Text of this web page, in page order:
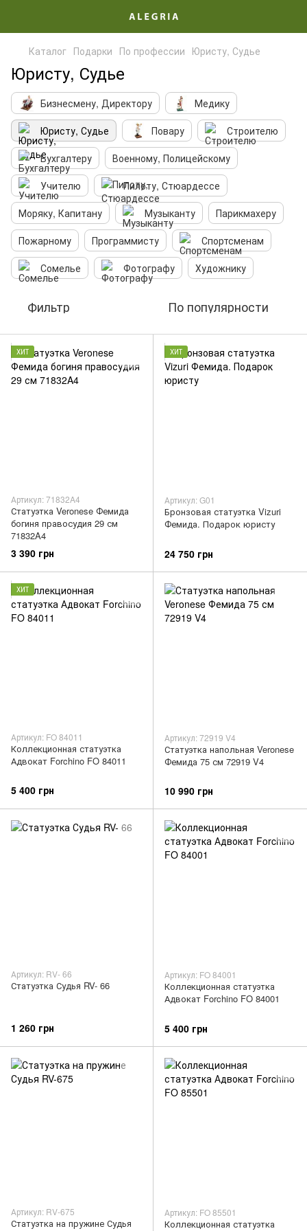
Каталог Подарки По профессии Юристу, Судье
Юристу, Судье
Бизнесмену, Директору
Медику
Юристу, Судье
Повару
Строителю
Бухгалтеру
Военному, Полицейскому
Учителю
Пилоту, Стюардессе
Моряку, Капитану
Музыканту
Парикмахеру
Пожарному
Программисту
Спортсменам
Сомелье
Фотографу Художнику
Фильтр По популярности
ХИТ
Артикул: 71832A4
Статуэтка Veronese Фемида
богиня правосудия 29 см
71832A4
3 390 грн
ХИТ
Артикул: G01
Бронзовая статуэтка Vizuri
Фемида. Подарок юристу
24 750 грн
ХИТ
Артикул: FO 84011
Коллекционная статуэтка
Адвокат Forchino FO 84011
5 400 грн
Артикул: 72919 V4
Статуэтка напольная Veronese
Фемида 75 см 72919 V4
10 990 грн
Артикул: RV- 66
Статуэтка Судья RV- 66
1 260 грн
Артикул: FO 84001
Коллекционная статуэтка
Адвокат Forchino FO 84001
5 400 грн
Артикул: RV-675
Статуэтка на пружине Судья
Артикул: FO 85501
Коллекционная статуэтка